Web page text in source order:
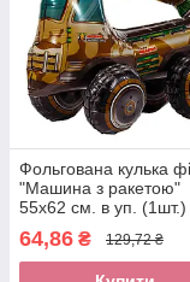
Фольгована кулька
"Машина з ракетою"
55х62 см. в уп. (1шт.)
64,86 ₴ 129,72 ₴